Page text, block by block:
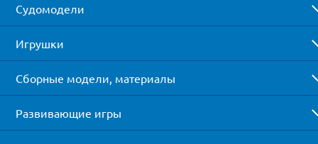
Судомодели
Игрушки
Сборные модели, материалы
Развивающие игры